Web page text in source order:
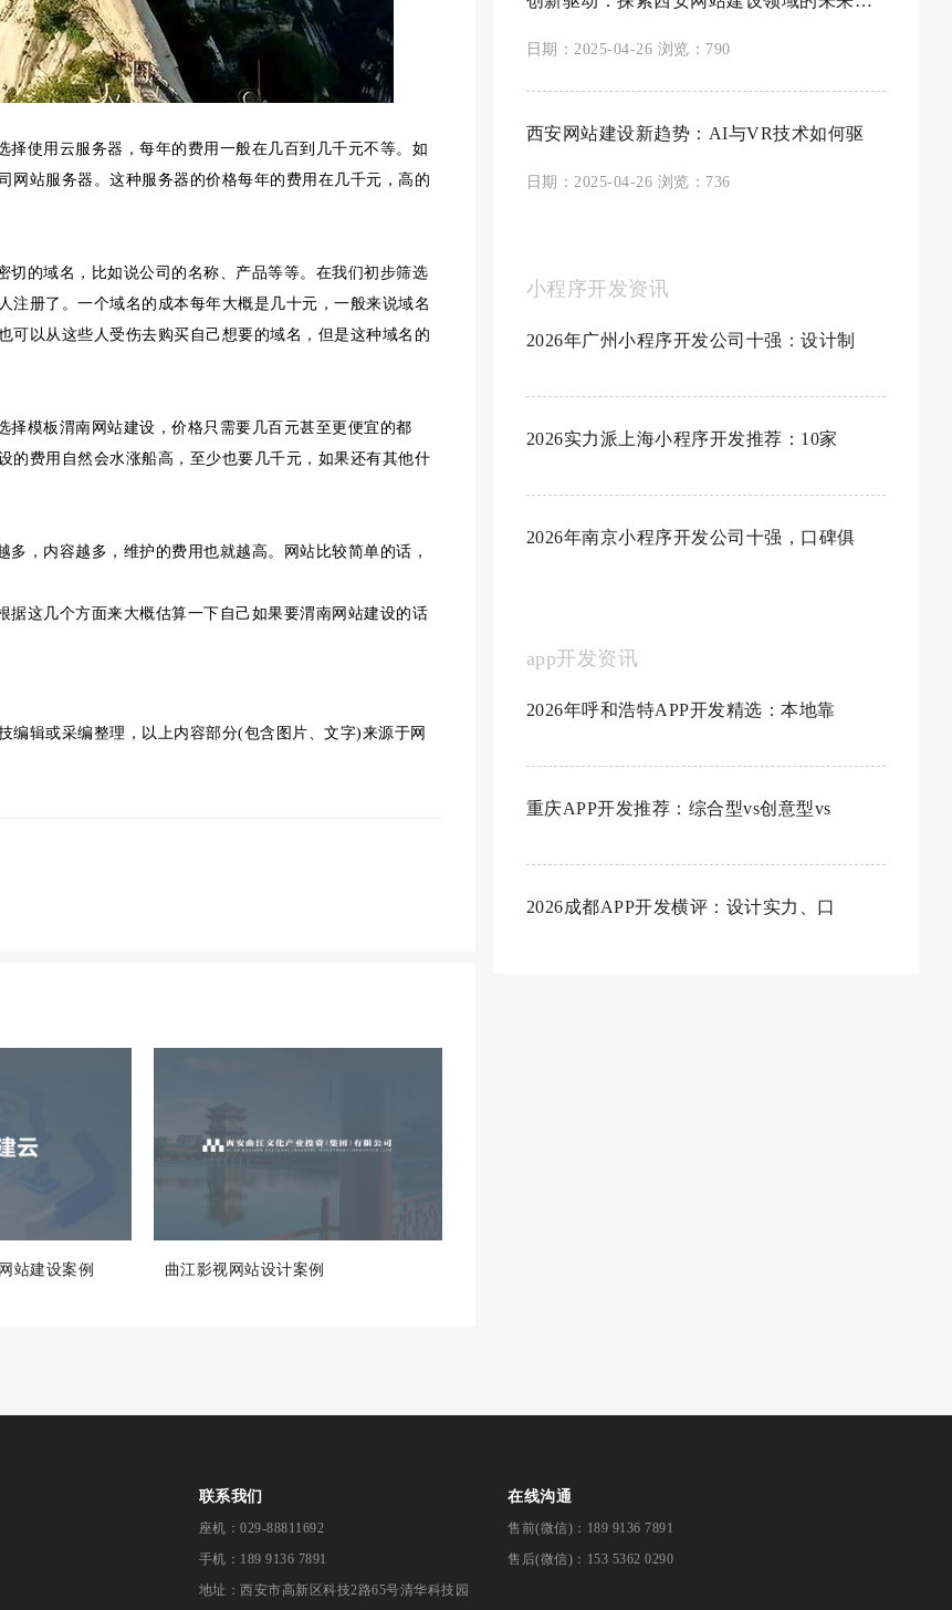
使用云服务器，每年的费用一般在几百到几千元不等。如
网站服务器。这种服务器的价格每年的费用在几千元，高的
的域名，比如说公司的名称、产品等等。在我们初步筛选
册了。一个域名的成本每年大概是几十元，一般来说域名
可以从这些人受伤去购买自己想要的域名，但是这种域名的
模板渭南网站建设，价格只需要几百元甚至更便宜的都
的费用自然会水涨船高，至少也要几千元，如果还有其他什
，内容越多，维护的费用也就越高。网站比较简单的话，
这几个方面来大概估算一下自己如果要渭南网站建设的话
编辑或采编整理，以上内容部分(包含图片、文字)来源于网
站建设案例 曲江影视网站设计案例
日期：2025-04-26 浏览：790
西安网站建设新趋势：AI与VR技术如何驱
日期：2025-04-26 浏览：736
小程序开发资讯
2026年广州小程序开发公司十强：设计制
2026实力派上海小程序开发推荐：10家
2026年南京小程序开发公司十强，口碑俱
app开发资讯
2026年呼和浩特APP开发精选：本地靠
重庆APP开发推荐：综合型vs创意型vs
2026成都APP开发横评：设计实力、口
联系我们
座机：029-88811692
手机：189 9136 7891
地址：西安市高新区科技2路65号清华科技园
在线沟通
售前(微信)：189 9136 7891
售后(微信)：153 5362 0290